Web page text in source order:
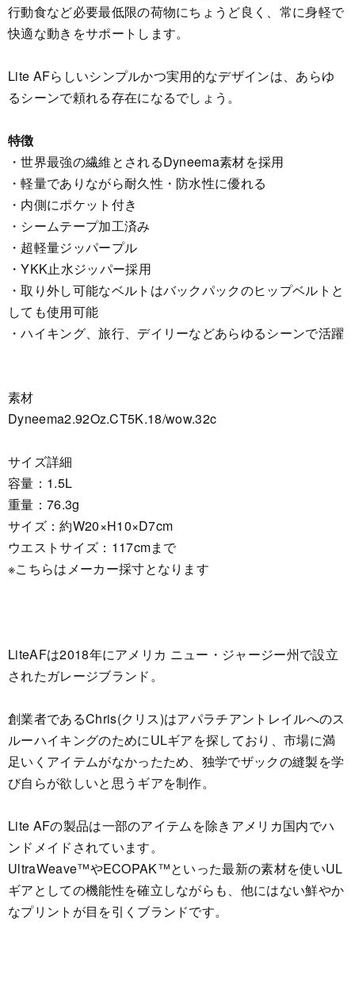
行動食など必要最低限の荷物にちょうど良く、常に身軽で
快適な動きをサポートします。
Lite AFらしいシンプルかつ実用的なデザインは、あらゆ
るシーンで頼れる存在になるでしょう。
特徴
・世界最強の繊維とされるDyneema素材を採用
・軽量でありながら耐久性・防水性に優れる
・内側にポケット付き
・シームテープ加工済み
・超軽量ジッパープル
・YKK止水ジッパー採用
・取り外し可能なベルトはバックパックのヒップベルトと
しても使用可能
・ハイキング、旅行、デイリーなどあらゆるシーンで活躍
素材
Dyneema2.92Oz.CT5K.18/wow.32c
サイズ詳細
容量：1.5L
重量：76.3g
サイズ：約W20×H10×D7cm
ウエストサイズ：117cmまで
※こちらはメーカー採寸となります
LiteAFは2018年にアメリカ ニュー・ジャージー州で設立
されたガレージブランド。
創業者であるChris(クリス)はアパラチアントレイルへのス
ルーハイキングのためにULギアを探しており、市場に満
足いくアイテムがなかったため、独学でザックの縫製を学
び自らが欲しいと思うギアを制作。
Lite AFの製品は一部のアイテムを除きアメリカ国内でハ
ンドメイドされています。
UltraWeave™やECOPAK™といった最新の素材を使いUL
ギアとしての機能性を確立しながらも、他にはない鮮やか
なプリントが目を引くブランドです。